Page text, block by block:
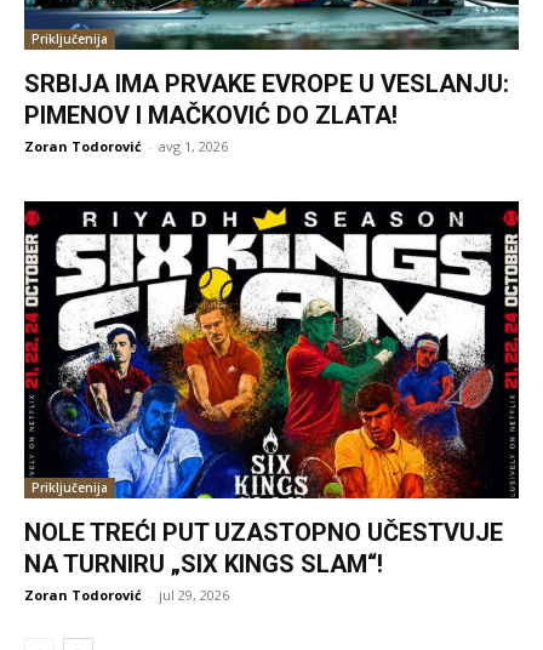
Priključenija
SRBIJA IMA PRVAKE EVROPE U VESLANJU:
PIMENOV I MAČKOVIĆ DO ZLATA!
Zoran Todorović - avg 1, 2026
Priključenija
NOLE TREĆI PUT UZASTOPNO UČESTVUJE
NA TURNIRU „SIX KINGS SLAM“!
Zoran Todorović - jul 29, 2026